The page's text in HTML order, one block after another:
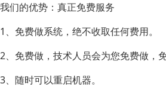
我们的优势：真正免费服务
1、免费做系统，绝不收取任何费用。
2、免费做，技术人员会为您免费做，
3、随时可以重启机器。